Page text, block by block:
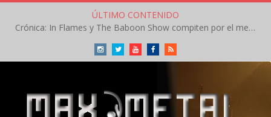
ÚLTIMO CONTENIDO
Crónica: In Flames y The Baboon Show compiten por el mejor concierto del día en el Leyendas del Rock – Viernes – Agosto 2026
InstagramTwitterYoutubeFacebookRSS